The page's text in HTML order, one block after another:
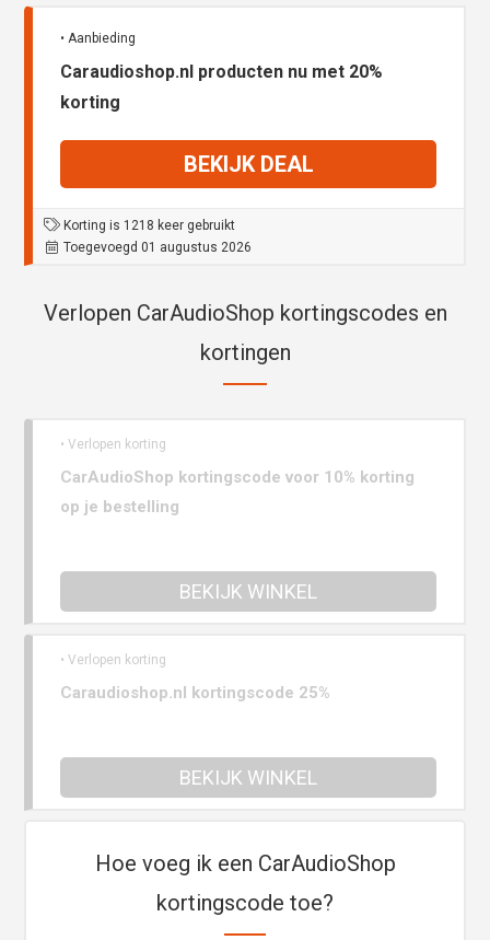
• Aanbieding
Caraudioshop.nl producten nu met 20%
korting
BEKIJK DEAL
Korting is 1218 keer gebruikt
Toegevoegd 01 augustus 2026
Verlopen CarAudioShop kortingscodes en
kortingen
• Verlopen korting
CarAudioShop kortingscode voor 10% korting
op je bestelling
BEKIJK WINKEL
• Verlopen korting
Caraudioshop.nl kortingscode 25%
BEKIJK WINKEL
Hoe voeg ik een CarAudioShop
kortingscode toe?